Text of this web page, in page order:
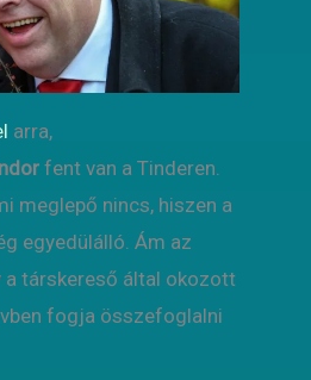
arra,
fent van a Tinderen.
meglepő nincs, hiszen a
egyedülálló. Ám az
a társkereső által okozott
fogja összefoglalni